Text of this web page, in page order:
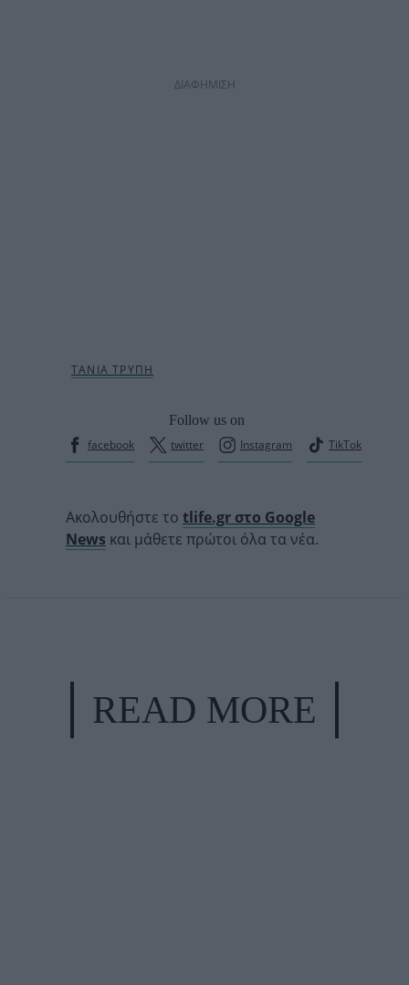
ΔΙΑΦΗΜΙΣΗ
Follow us on
facebook
twitter Instagram TikTok
Ακολουθήστε το tlife.gr στο Google
News και μάθετε πρώτοι όλα τα νέα.
READ MORE